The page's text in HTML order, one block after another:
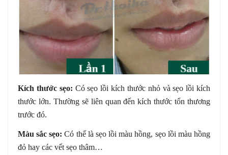
Kích thước sẹo: Có sẹo lồi kích thước nhỏ và sẹo lồi kích
thước lớn. Thường sẽ liên quan đến kích thước tổn thương
trước đó.
Màu sắc sẹo: Có thể là sẹo lồi màu hồng, sẹo lồi màu hồng
đỏ hay các vết sẹo thâm…